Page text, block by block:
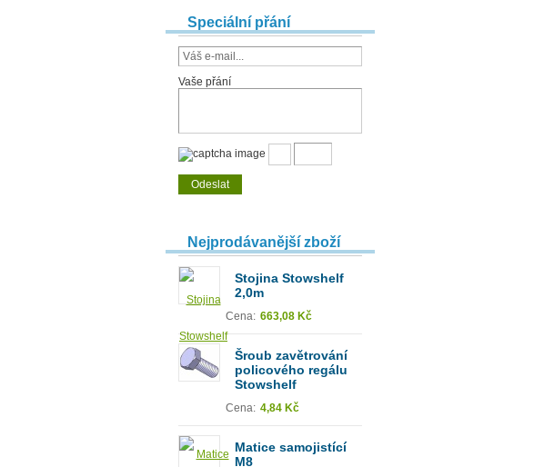
Speciální přání
Vaše přání
Nejprodávanější zboží
Stojina Stowshelf
2,0m
Cena: 663,08 Kč
Šroub zavětrování
policového regálu
Stowshelf
Cena: 4,84 Kč
Matice samojistící
M8